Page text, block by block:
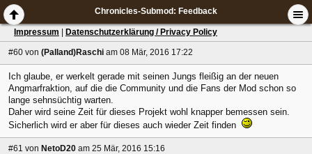
Chronicles-Submod: Feedback
Impressum Datenschutzerklärung / Privacy Policy
#60 von (Palland)Raschi am 08 Mär, 2016 17:22
Ich glaube, er werkelt gerade mit seinen Jungs fleißig an der neuen
Angmarfraktion, auf die die Community und die Fans der Mod schon so
lange sehnsüchtig warten.
Daher wird seine Zeit für dieses Projekt wohl knapper bemessen sein.
Sicherlich wird er aber für dieses auch wieder Zeit finden
#61 von NetoD20 am 25 Mär, 2016 15:16